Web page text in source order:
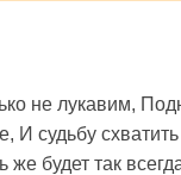
не лукавим,
судьбу схватить
будет так